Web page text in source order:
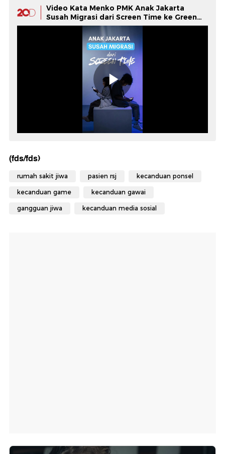
Video Kata Menko PMK Anak Jakarta
Susah Migrasi dari Screen Time ke Green
Time
(fds/fds)
rumah sakit jiwa pasien rsj kecanduan ponsel
kecanduan game kecanduan gawai
gangguan jiwa kecanduan media sosial